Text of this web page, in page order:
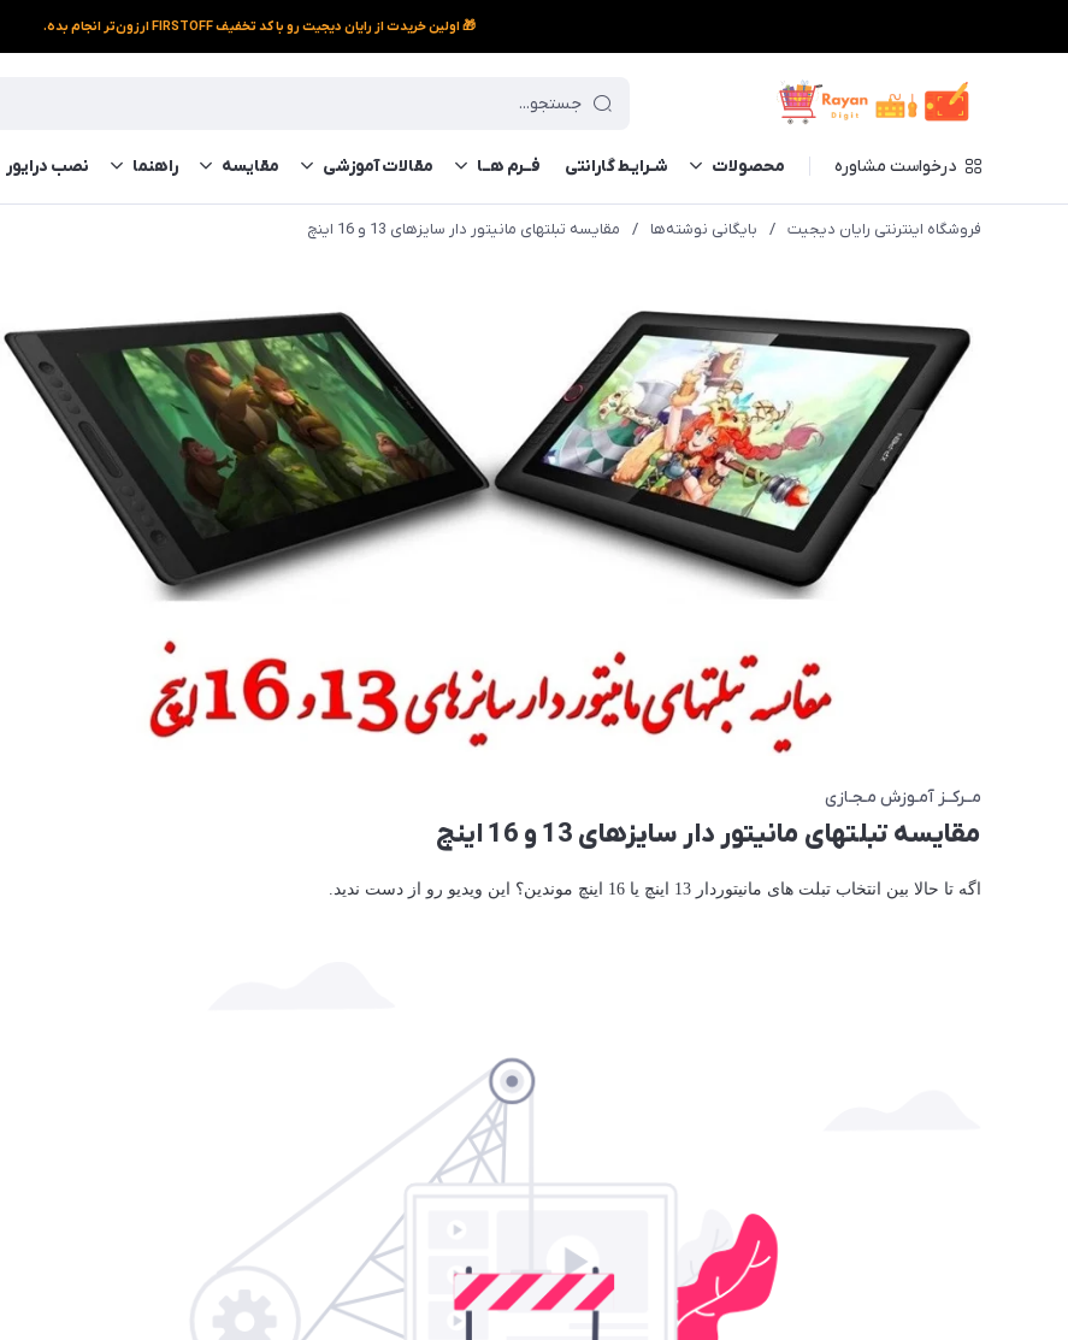
🎁 اولین خریدت از رایان دیجیت رو با کد تخفیف FIRSTOFF ارزون‌تر انجام بده.
درخواست مشاوره محصولات شـرایـط گارانتی فــرم‌ هــا مقالات آموزشی مقایسه راهنما نصب درایور
فروشگاه اینترنتی رایان دیجیت / بایگانی نوشته‌ها / مقایسه تبلتهای مانیتور دار سایزهای 13 و 16 اینچ
مــرکــز آمـوزش مـجـازی
مقایسه تبلتهای مانیتور دار سایزهای 13 و 16 اینچ
اگه تا حالا بین انتخاب تبلت های مانیتوردار 13 اینچ یا 16 اینچ موندین؟ این ویدیو رو از دست ندید.